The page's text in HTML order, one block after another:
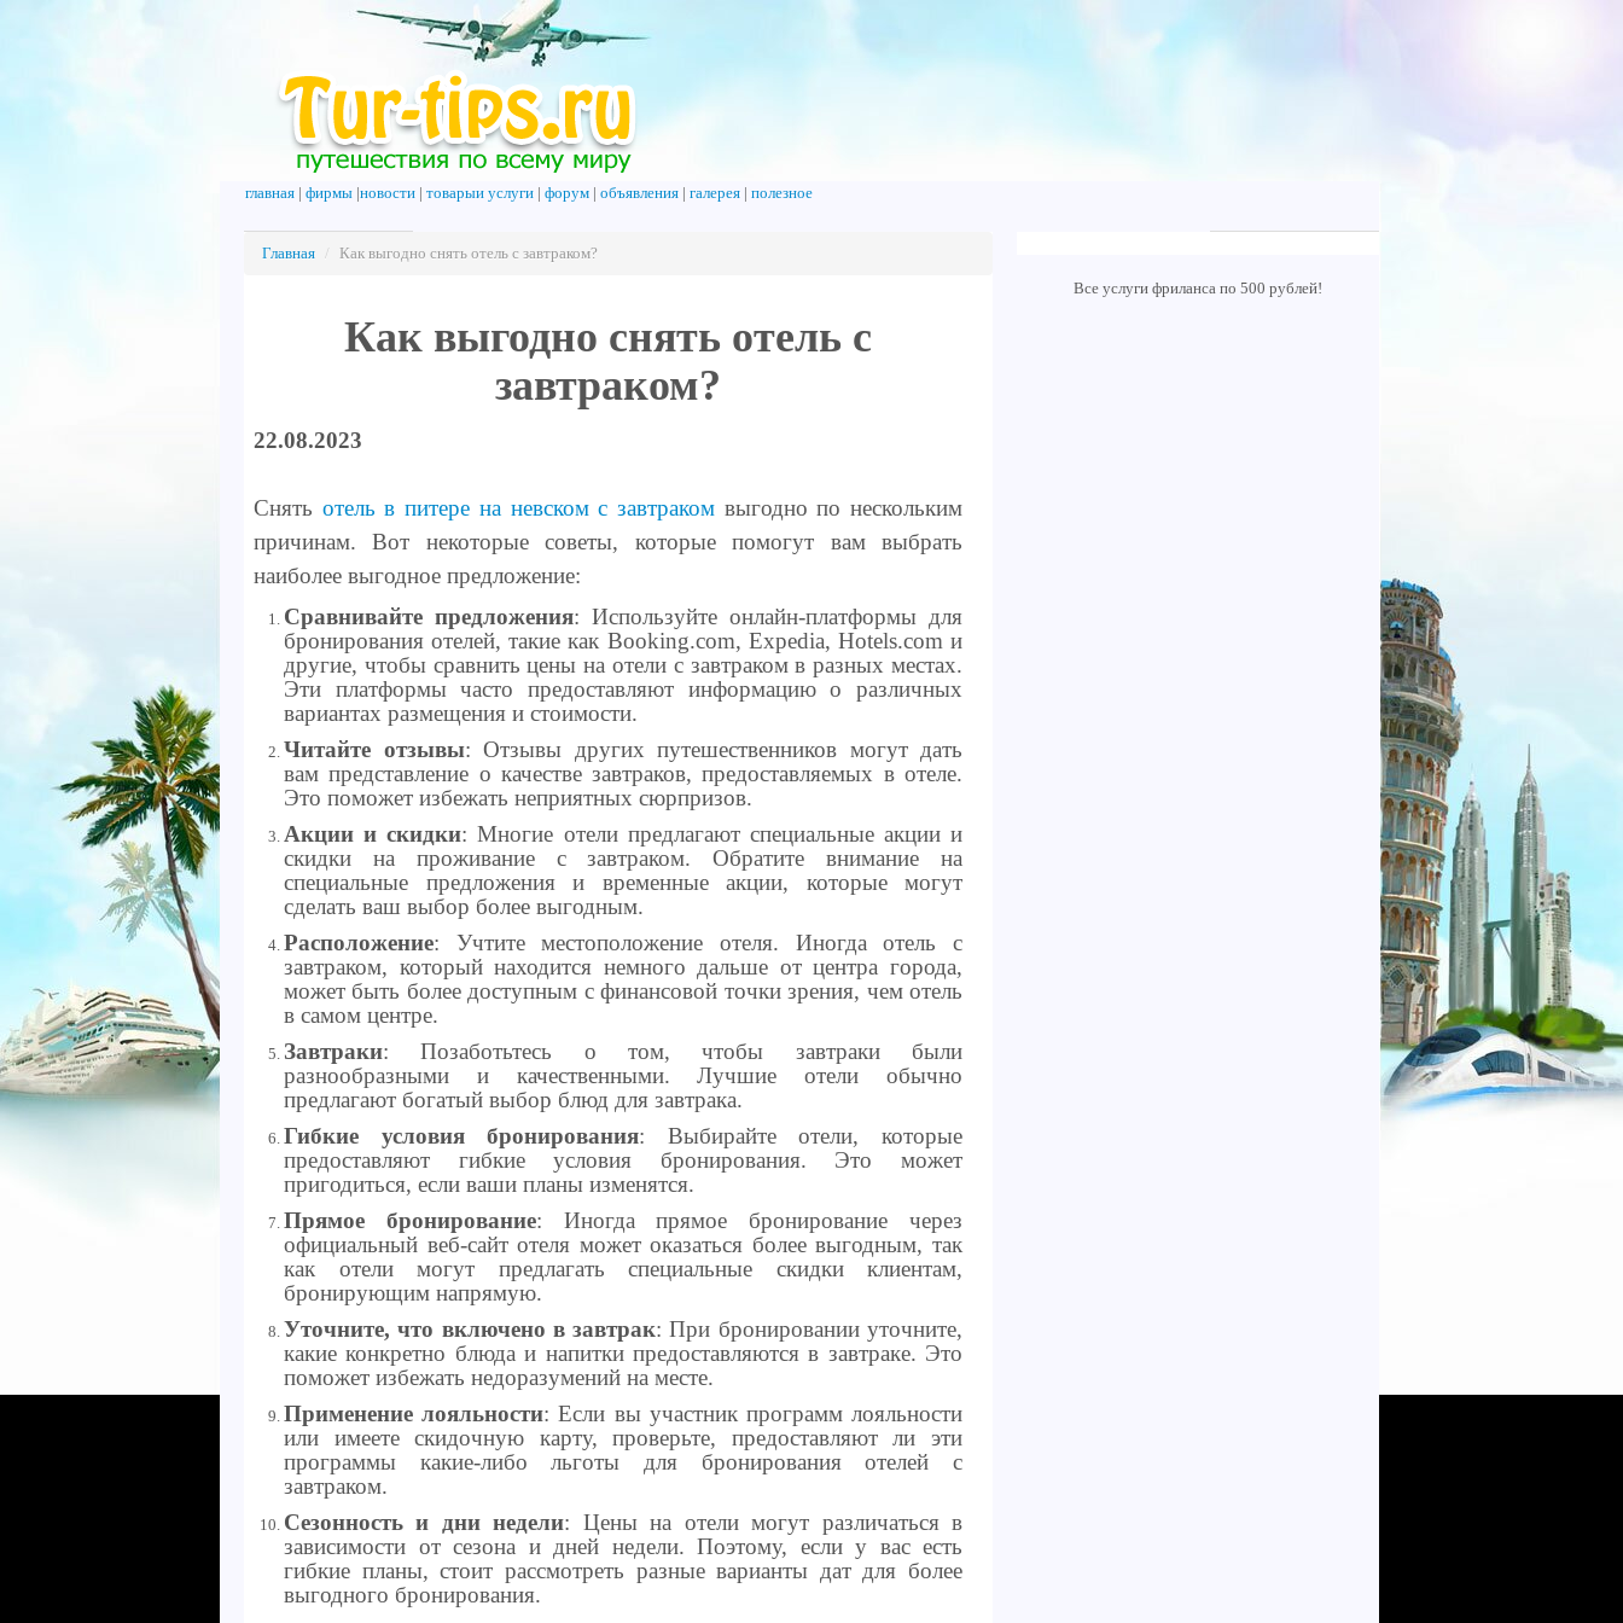
главная фирмы новости товарыи услуги форум объявления галерея полезное
Главная / Как выгодно снять отель с завтраком?
Как выгодно снять отель с
завтраком?
22.08.2023
Снять отель в питере на невском с завтракомвыгодно по нескольким
причинам. Вот некоторые советы, которые помогут вам выбрать
наиболее выгодное предложение:
Сравнивайте предложения: Используйте онлайн-платформы для
бронирования отелей, такие как Booking.com, Expedia, Hotels.com и
другие, чтобы сравнить цены на отели с завтраком в разных местах.
Эти платформы часто предоставляют информацию о различных
вариантах размещения и стоимости.
Читайте отзывы: Отзывы других путешественников могут дать
вам представление о качестве завтраков, предоставляемых в отеле.
Это поможет избежать неприятных сюрпризов.
Акции и скидки: Многие отели предлагают специальные акции и
скидки на проживание с завтраком. Обратите внимание на
специальные предложения и временные акции, которые могут
сделать ваш выбор более выгодным.
Расположение: Учтите местоположение отеля. Иногда отель с
завтраком, который находится немного дальше от центра города,
может быть более доступным с финансовой точки зрения, чем отель
в самом центре.
Завтраки: Позаботьтесь о том, чтобы завтраки были
разнообразными и качественными. Лучшие отели обычно
предлагают богатый выбор блюд для завтрака.
Гибкие условия бронирования: Выбирайте отели, которые
предоставляют гибкие условия бронирования. Это может
пригодиться, если ваши планы изменятся.
Прямое бронирование: Иногда прямое бронирование через
официальный веб-сайт отеля может оказаться более выгодным, так
как отели могут предлагать специальные скидки клиентам,
бронирующим напрямую.
Уточните, что включено в завтрак: При бронировании уточните,
какие конкретно блюда и напитки предоставляются в завтраке. Это
поможет избежать недоразумений на месте.
Применение лояльности: Если вы участник программ лояльности
или имеете скидочную карту, проверьте, предоставляют ли эти
программы какие-либо льготы для бронирования отелей с
завтраком.
Сезонность и дни недели: Цены на отели могут различаться в
зависимости от сезона и дней недели. Поэтому, если у вас есть
гибкие планы, стоит рассмотреть разные варианты дат для более
выгодного бронирования.
Все услуги фриланса по 500 рублей!